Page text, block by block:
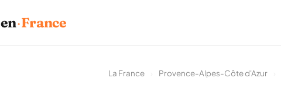
en·France
La France Provence-Alpes-Côte d'Azur